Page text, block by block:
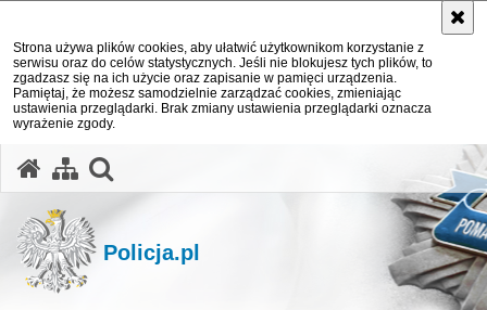
Strona używa plików cookies, aby ułatwić użytkownikom korzystanie z
serwisu oraz do celów statystycznych. Jeśli nie blokujesz tych plików, to
zgadzasz się na ich użycie oraz zapisanie w pamięci urządzenia.
Pamiętaj, że możesz samodzielnie zarządzać cookies, zmieniając
ustawienia przeglądarki. Brak zmiany ustawienia przeglądarki oznacza
wyrażenie zgody.
Policja.pl